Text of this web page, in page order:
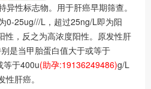
性标志物。用于肝癌早期筛查。
0-25ug///L，超过25ng/L即为阳
性，反之为高浓度阳性。原发性肝
是当甲胎蛋白值大于或等于
等于400u(助孕:19136249486)g/L
肝癌。